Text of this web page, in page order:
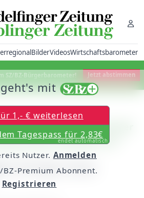
BilderVideosWirtschaftsbarometer
SZ/BZ-Bürgerbarometer! Jetzt abstimmen
Contakt stellt bei der
seinen Zuwachs vor
bringt neue
mit
1,- € weiterlesen
Tagespass für 2,83€
endet automatisch
Nutzer. Anmelden
BZ-Premium Abonnent.
Registrieren